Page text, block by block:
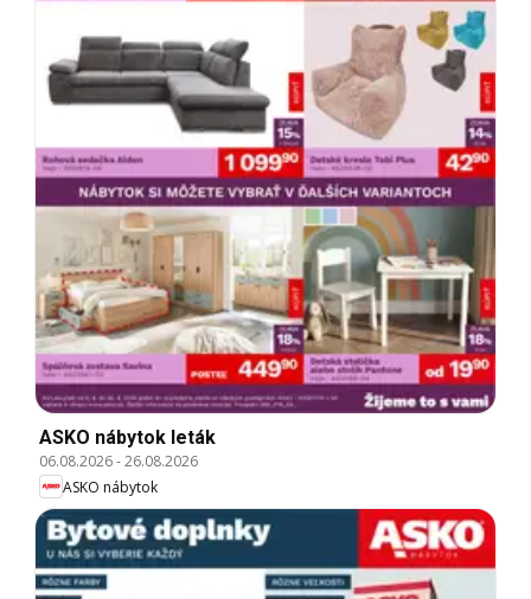
ASKO nábytok leták
06.08.2026-26.08.2026
ASKO nábytok